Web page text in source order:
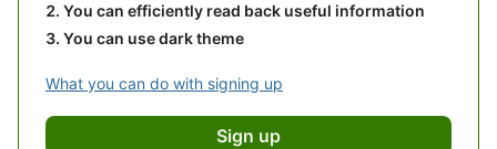
You can efficiently read back useful information
You can use dark theme
What you can do with signing up
Sign up